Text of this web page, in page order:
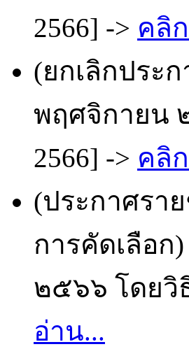
2566] -> คลิ
(ยกเลิกประ
พฤศจิกายน
2566] -> คลิ
(ประกาศรา
การคัดเลือก
๒๕๖๖ โดยวิ
อ่าน...